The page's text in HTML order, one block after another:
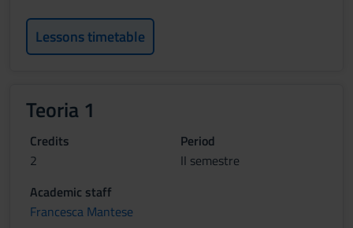
Lessons timetable
Teoria 1
Credits
2
Period
II semestre
Academic staff
Francesca Mantese